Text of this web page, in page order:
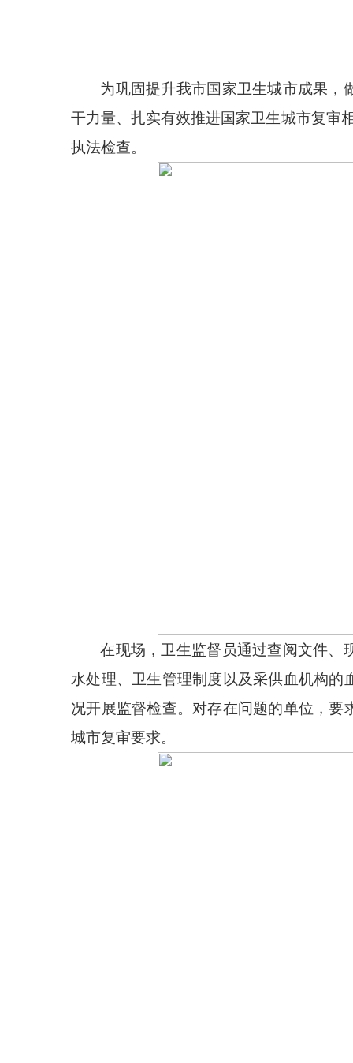
为巩固提升我市国家卫生城市成果，
干力量、扎实有效推进国家卫生城市复审
执法检查。
在现场，卫生监督员通过查阅文件、
水处理、卫生管理制度以及采供血机构
况开展监督检查。对存在问题的单位，
城市复审要求。